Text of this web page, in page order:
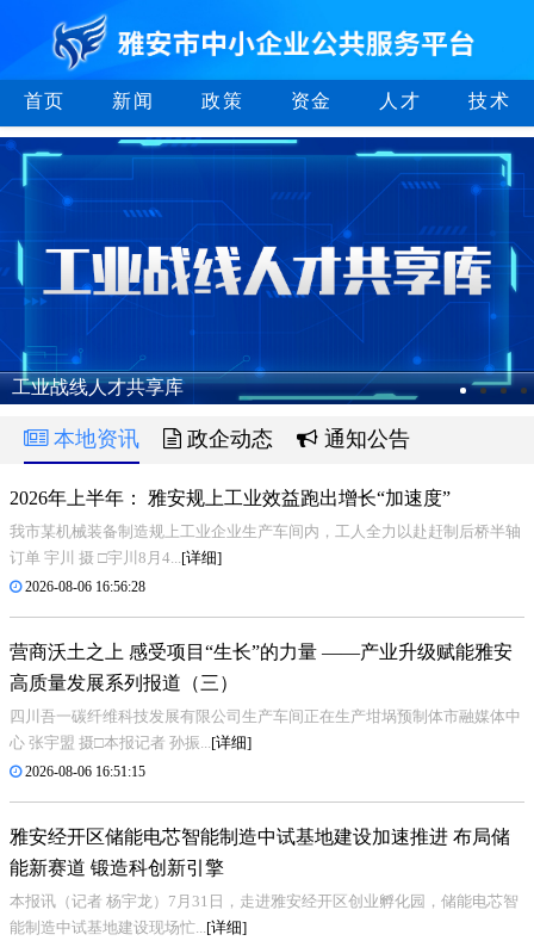
首页 新闻 政策 资金 人才 技术
工业战线人才共享库
本地资讯 政企动态 通知公告
2026年上半年： 雅安规上工业效益跑出增长“加速度”
我市某机械装备制造规上工业企业生产车间内，工人全力以赴赶制后桥半轴
订单 宇川 摄 □宇川8月4... [详细]
2026-08-06 16:56:28
营商沃土之上 感受项目“生长”的力量 ——产业升级赋能雅安
高质量发展系列报道（三）
四川吾一碳纤维科技发展有限公司生产车间正在生产坩埚预制体市融媒体中
心 张宇盟 摄□本报记者 孙振... [详细]
2026-08-06 16:51:15
雅安经开区储能电芯智能制造中试基地建设加速推进 布局储
能新赛道 锻造科创新引擎
本报讯（记者 杨宇龙）7月31日，走进雅安经开区创业孵化园，储能电芯智
能制造中试基地建设现场忙... [详细]